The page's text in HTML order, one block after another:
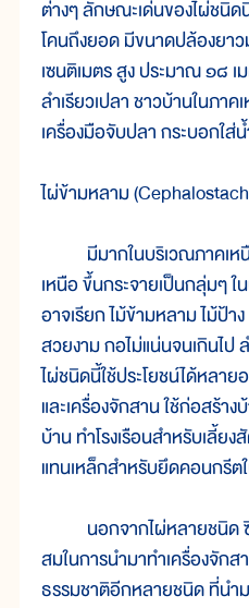
ต่างๆ ลักษณะเด่นของไผ่ชนิ
โคนถึงยอด มีขนาดปล้องย
เซนติเมตร สูง ประมาณ ๑๘ เ
ลำเรียวเปลา ชาวบ้านในภา
เครื่องมือจับปลา กระบอกใส่
ไผ่ข้ามหลาม
มีมากในบริเวณภาคเหนื
เหนือ ขึ้นกระจายเป็นกลุ่มๆ
อาจเรียก ไม้ข้ามหลาม ไม้ป้า
สวยงาม กอไม่แน่นจนเกินไป
ไผ่ชนิดนี้ใช้ประโยชน์ได้หลาย
และเครื่องจักสาน ใช้ก่อสร้า
บ้าน ทำโรงเรือนสำหรับเลี้ย
แทนเหล็กสำหรับยึดคอนกรีต
นอกจากไผ่หลายชนิด ซึ่
สมในการนำมาทำเครื่องจัก
ธรรมชาติอีกหลายชนิด ที่นำม